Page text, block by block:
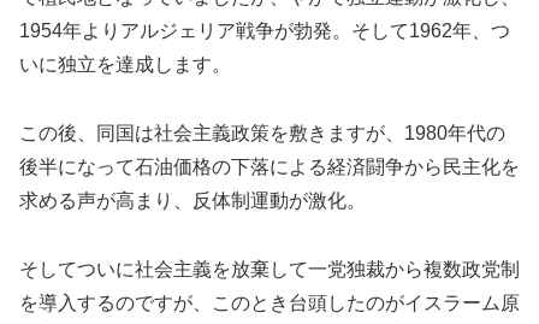
1954年よりアルジェリア戦争が勃発。そして1962年、つ
いに独立を達成します。
この後、同国は社会主義政策を敷きますが、1980年代の
後半になって石油価格の下落による経済闘争から民主化を
求める声が高まり、反体制運動が激化。
そしてついに社会主義を放棄して一党独裁から複数政党制
を導入するのですが、このとき台頭したのがイスラーム原